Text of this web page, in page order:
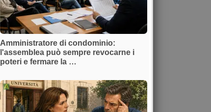
Amministratore di condominio:
l'assemblea può sempre revocarne i
poteri e fermare la …